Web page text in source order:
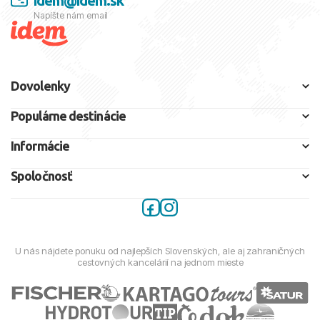
Štátne zriadenie:
Hlavné mesto:
Napíšte nám email
Dovolenky
Populárne destinácie
Informácie
Spoločnosť
U nás nájdete ponuku od najlepších Slovenských, ale aj zahraničných
cestovných kancelárií na jednom mieste